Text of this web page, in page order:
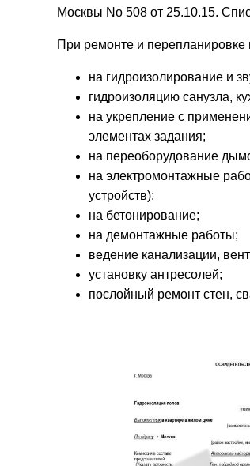
Москвы No 508 от 25.10.15.
При ремонте и перепланировке
на гидроизолирование и
гидроизоляцию санузла,
на укрепление с
элементах задания;
на переоборудование
на электромонтажные
устройств);
на бетонирование;
на демонтажные работы;
ведение канализации,
установку антресолей;
послойный ремонт стен,